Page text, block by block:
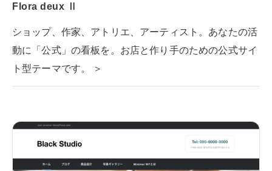
Flora deux Ⅱ
ショップ、作家、アトリエ、アーティスト。あなたの活
動に「公式」の看板を。お店と作り手のための公式サイ
ト型テーマです。 ＞